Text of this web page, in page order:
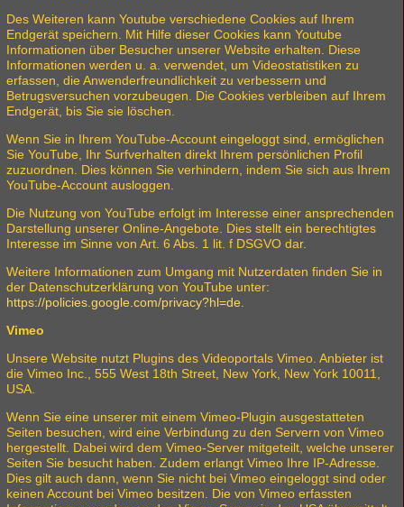
Des Weiteren kann Youtube verschiedene Cookies auf Ihrem
Endgerät speichern. Mit Hilfe dieser Cookies kann Youtube
Informationen über Besucher unserer Website erhalten. Diese
Informationen werden u. a. verwendet, um Videostatistiken zu
erfassen, die Anwenderfreundlichkeit zu verbessern und
Betrugsversuchen vorzubeugen. Die Cookies verbleiben auf Ihrem
Endgerät, bis Sie sie löschen.
Wenn Sie in Ihrem YouTube-Account eingeloggt sind, ermöglichen
Sie YouTube, Ihr Surfverhalten direkt Ihrem persönlichen Profil
zuzuordnen. Dies können Sie verhindern, indem Sie sich aus Ihrem
YouTube-Account ausloggen.
Die Nutzung von YouTube erfolgt im Interesse einer ansprechenden
Darstellung unserer Online-Angebote. Dies stellt ein berechtigtes
Interesse im Sinne von Art. 6 Abs. 1 lit. f DSGVO dar.
Weitere Informationen zum Umgang mit Nutzerdaten finden Sie in
der Datenschutzerklärung von YouTube unter:
https://policies.google.com/privacy?hl=de.
Vimeo
Unsere Website nutzt Plugins des Videoportals Vimeo. Anbieter ist
die Vimeo Inc., 555 West 18th Street, New York, New York 10011,
USA.
Wenn Sie eine unserer mit einem Vimeo-Plugin ausgestatteten
Seiten besuchen, wird eine Verbindung zu den Servern von Vimeo
hergestellt. Dabei wird dem Vimeo-Server mitgeteilt, welche unserer
Seiten Sie besucht haben. Zudem erlangt Vimeo Ihre IP-Adresse.
Dies gilt auch dann, wenn Sie nicht bei Vimeo eingeloggt sind oder
keinen Account bei Vimeo besitzen. Die von Vimeo erfassten